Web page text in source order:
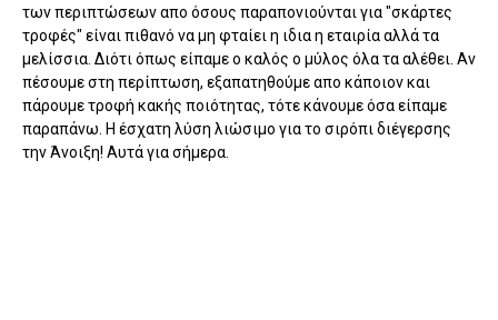
των περιπτώσεων απο όσους παραπονιούνται για "σκάρτες
τροφές" είναι πιθανό να μη φταίει η ιδια η εταιρία αλλά τα
μελίσσια. Διότι όπως είπαμε ο καλός ο μύλος όλα τα αλέθει. Αν
πέσουμε στη περίπτωση, εξαπατηθούμε απο κάποιον και
πάρουμε τροφή κακής ποιότητας, τότε κάνουμε όσα είπαμε
παραπάνω. Η έσχατη λύση λιώσιμο για το σιρόπι διέγερσης
την Άνοιξη! Αυτά για σήμερα.